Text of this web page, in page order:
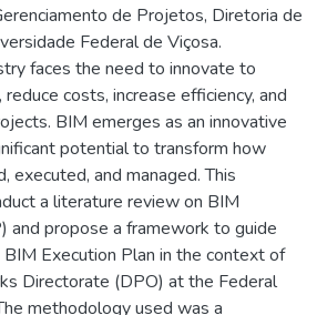
de Projetos, Diretoria de
Federal de Viçosa.
faces the need to innovate to
costs, increase efficiency, and
BIM emerges as an innovative
potential to transform how
executed, and managed. This
a literature review on BIM
and propose a framework to guide
Execution Plan in the context of
Directorate (DPO) at the Federal
methodology used was a